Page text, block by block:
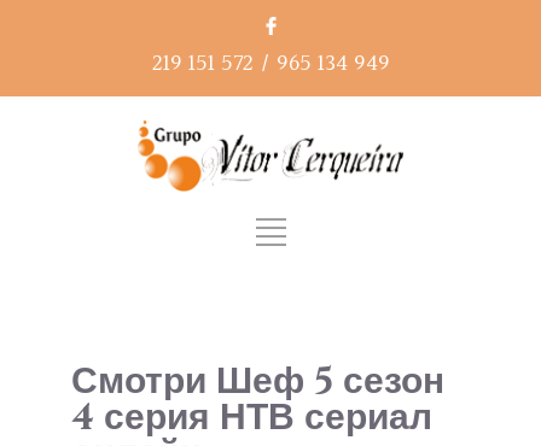
219 151 572 / 965 134 949
Смотри Шеф 5 сезон
4 серия НТВ сериал